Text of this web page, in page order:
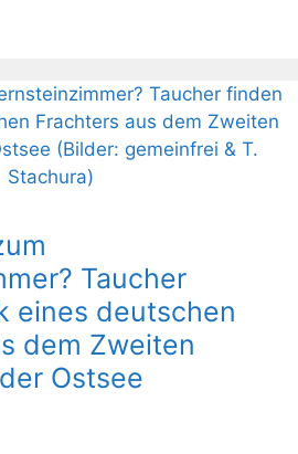
Taucher
eines deutschen
dem Zweiten
Ostsee